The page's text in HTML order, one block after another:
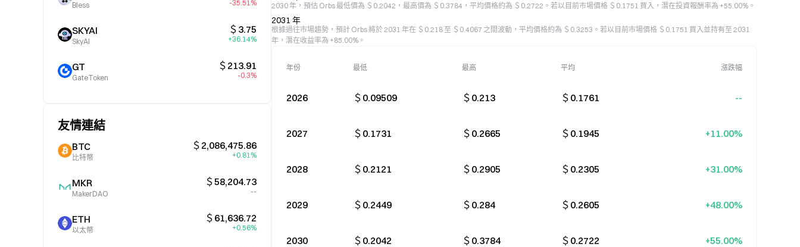
Bless -35.51%
SKYAI
SkyAI
＄3.75
+36.14%
GT
GateToken
＄213.91
-0.3%
友情連結
BTC
比特幣
＄2,086,475.86
+0.81%
MKR
MakerDAO
＄58,204.73
--
ETH
以太幣
＄61,636.72
+0.56%
2030 年，預估 Orbs 最低價為 ＄0.2042，最高價為 ＄0.3784，平均價格約為 ＄0.2722。若以目前市場價格 ＄0.1751 買入，潛在投資報酬率為 +55.00%。
2031 年
根據過往市場趨勢，預計 Orbs 將於 2031 年在 ＄0.218 至 ＄0.4067 之間波動，平均價格約為 ＄0.3253。若以目前市場價格 ＄0.1751 買入並持有至 2031
年，潛在收益率為 +85.00%。
年份 最低 最高 平均 漲跌幅
2026 ＄0.09509 ＄0.213 ＄0.1761 --
2027 ＄0.1731 ＄0.2665 ＄0.1945 +11.00%
2028 ＄0.2121 ＄0.2905 ＄0.2305 +31.00%
2029 ＄0.2449 ＄0.284 ＄0.2605 +48.00%
2030 ＄0.2042 ＄0.3784 ＄0.2722 +55.00%